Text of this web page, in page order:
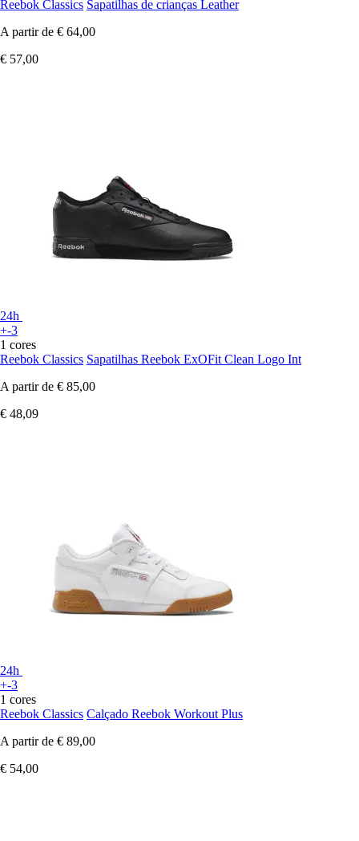
Reebok Classics Sapatilhas de crianças Leather
A partir de € 64,00
€ 57,00
24h
+-3
1 cores
Reebok Classics Sapatilhas Reebok ExOFit Clean Logo Int
A partir de € 85,00
€ 48,09
24h
+-3
1 cores
Reebok Classics Calçado Reebok Workout Plus
A partir de € 89,00
€ 54,00